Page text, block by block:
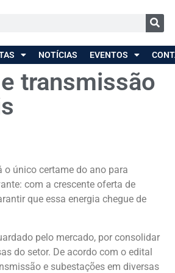
NOTÍCIAS EVENTOS
transmissão
o único certame do ano para
com a crescente oferta de
que essa energia chegue de
pelo mercado, por consolidar
do setor. De acordo com o edital
e subestações em diversas